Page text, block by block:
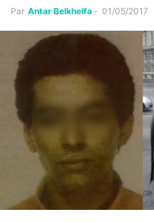
Par Antar Belkhelfa - 01/05/2017